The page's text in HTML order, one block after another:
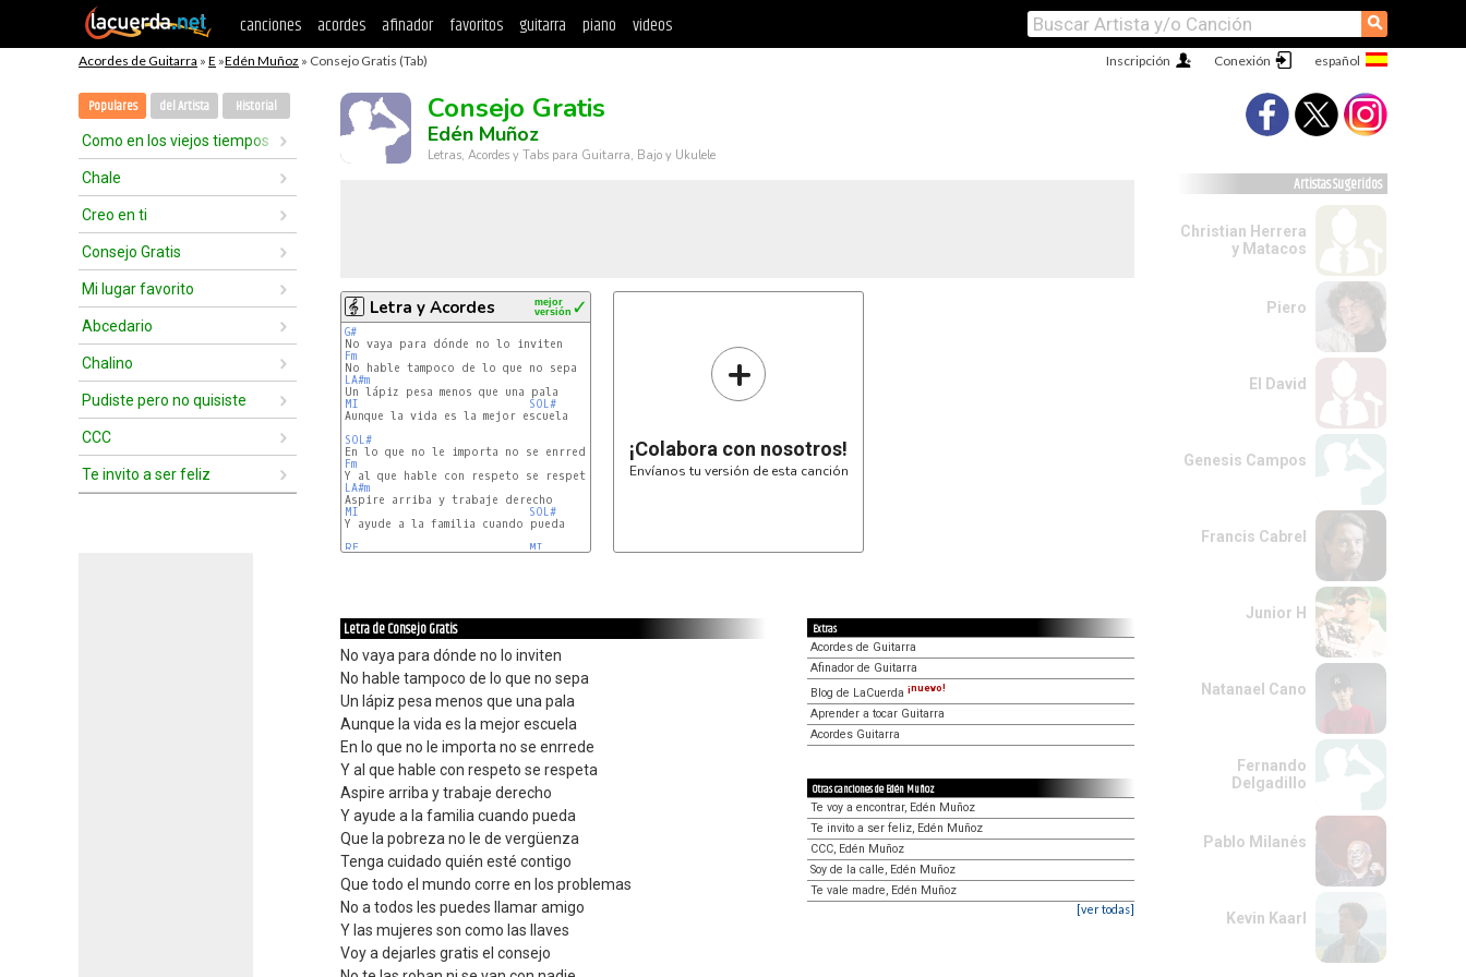
canciones acordes afinador favoritos guitarra piano videos ⚲
Acordes de Guitarra » E »Edén Muñoz » Consejo Gratis (Tab) Conexión
Inscripción
Populares del Artista Historial
Como en los viejos tiempos
Chale
Creo en ti
Consejo Gratis
Mi lugar favorito
Abcedario
Chalino
Pudiste pero no quisiste
CCC
Te invito a ser feliz
Consejo Gratis
Edén Muñoz
Letras, Acordes y Tabs para Guitarra, Bajo y Ukulele
Letra y Acordes ✓
mejor
versión
G#
Fm
LA#m
MI
SOL#
Aunque la vida es la mejor escuela
SOL#
Fm
LA#m
MI
SOL#
Y ayude a la familia cuando pueda
RE
MI
+
¡Colabora con nosotros!
Envíanos tu versión de esta canción
Letra de Consejo Gratis
No vaya para dónde no lo inviten
No hable tampoco de lo que no sepa
Un lápiz pesa menos que una pala
Aunque la vida es la mejor escuela
En lo que no le importa no se enrrede
Y al que hable con respeto se respeta
Aspire arriba y trabaje derecho
Y ayude a la familia cuando pueda
Que la pobreza no le de vergüenza
Tenga cuidado quién esté contigo
Que todo el mundo corre en los problemas
No a todos les puedes llamar amigo
Y las mujeres son como las llaves
Voy a dejarles gratis el consejo
Extras
Acordes de Guitarra
Afinador de Guitarra
Blog de LaCuerda ¡nuevo!
Aprender a tocar Guitarra
Acordes Guitarra
Otras canciones de Edén Muñoz
Te voy a encontrar, Edén Muñoz
Te invito a ser feliz, Edén Muñoz
CCC, Edén Muñoz
Soy de la calle, Edén Muñoz
Te vale madre, Edén Muñoz
[ver todas]
Artistas Sugeridos
Christian Herrera
y Matacos
Piero
El David
Genesis Campos
Francis Cabrel
Junior H
Natanael Cano
Fernando
Delgadillo
Pablo Milanés
Kevin Kaarl